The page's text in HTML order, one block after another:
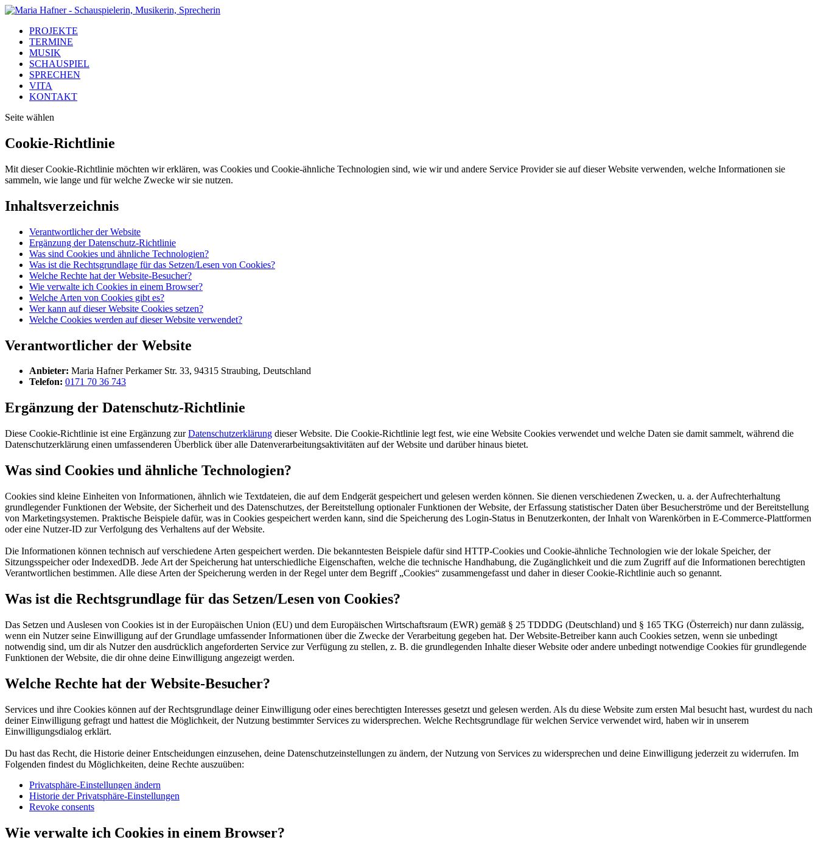
PROJEKTE
TERMINE
MUSIK
SCHAUSPIEL
SPRECHEN
VITA
KONTAKT
Seite wählen
Cookie-Richtlinie
Mit dieser Cookie-Richtlinie möchten wir erklären, was Cookies und Cookie-ähnliche Technologien sind, wie wir und andere Service Provider sie auf dieser Website verwenden, welche Informationen sie
sammeln, wie lange und für welche Zwecke wir sie nutzen.
Inhaltsverzeichnis
Verantwortlicher der Website
Ergänzung der Datenschutz-Richtlinie
Was sind Cookies und ähnliche Technologien?
Was ist die Rechtsgrundlage für das Setzen/Lesen von Cookies?
Welche Rechte hat der Website-Besucher?
Wie verwalte ich Cookies in einem Browser?
Welche Arten von Cookies gibt es?
Wer kann auf dieser Website Cookies setzen?
Welche Cookies werden auf dieser Website verwendet?
Verantwortlicher der Website
Anbieter: Maria Hafner Perkamer Str. 33, 94315 Straubing, Deutschland
Telefon: 0171 70 36 743
Ergänzung der Datenschutz-Richtlinie
Diese Cookie-Richtlinie ist eine Ergänzung zurDatenschutzerklärung dieser Website. Die Cookie-Richtlinie legt fest, wie eine Website Cookies verwendet und welche Daten sie damit sammelt, während die
Datenschutzerklärung einen umfassenderen Überblick über alle Datenverarbeitungsaktivitäten auf der Website und darüber hinaus bietet.
Was sind Cookies und ähnliche Technologien?
Cookies sind kleine Einheiten von Informationen, ähnlich wie Textdateien, die auf dem Endgerät gespeichert und gelesen werden können. Sie dienen verschiedenen Zwecken, u. a. der Aufrechterhaltung
grundlegender Funktionen der Website, der Sicherheit und des Datenschutzes, der Bereitstellung optionaler Funktionen der Website, der Erfassung statistischer Daten über Besucherströme und der Bereitstellung
von Marketingsystemen. Praktische Beispiele dafür, was in Cookies gespeichert werden kann, sind die Speicherung des Login-Status in Benutzerkonten, der Inhalt von Warenkörben in E-Commerce-Plattformen
oder eine Nutzer-ID zur Verfolgung des Verhaltens auf der Website.
Die Informationen können technisch auf verschiedene Arten gespeichert werden. Die bekanntesten Beispiele dafür sind HTTP-Cookies und Cookie-ähnliche Technologien wie der lokale Speicher, der
Sitzungsspeicher oder IndexedDB. Jede Art der Speicherung hat unterschiedliche Eigenschaften, welche die technische Handhabung, die Zugänglichkeit und die zum Zugriff auf die Informationen berechtigten
Verantwortlichen bestimmen. Alle diese Arten der Speicherung werden in der Regel unter dem Begriff „Cookies“ zusammengefasst und daher in dieser Cookie-Richtlinie auch so genannt.
Was ist die Rechtsgrundlage für das Setzen/Lesen von Cookies?
Das Setzen und Auslesen von Cookies ist in der Europäischen Union (EU) und dem Europäischen Wirtschaftsraum (EWR) gemäß § 25 TDDDG (Deutschland) und § 165 TKG (Österreich) nur dann zulässig,
wenn ein Nutzer seine Einwilligung auf der Grundlage umfassender Informationen über die Zwecke der Verarbeitung gegeben hat. Der Website-Betreiber kann auch Cookies setzen, wenn sie unbedingt
notwendig sind, um dir als Nutzer den ausdrücklich angeforderten Service zur Verfügung zu stellen, z. B. die grundlegenden Inhalte dieser Website oder andere unbedingt notwendige Cookies für grundlegende
Funktionen der Website, die dir ohne deine Einwilligung angezeigt werden.
Welche Rechte hat der Website-Besucher?
Services und ihre Cookies können auf der Rechtsgrundlage deiner Einwilligung oder eines berechtigten Interesses gesetzt und gelesen werden. Als du diese Website zum ersten Mal besucht hast, wurdest du nach
deiner Einwilligung gefragt und hattest die Möglichkeit, der Nutzung bestimmter Services zu widersprechen. Welche Rechtsgrundlage für welchen Service verwendet wird, haben wir in unserem
Einwilligungsdialog erklärt.
Du hast das Recht, die Historie deiner Entscheidungen einzusehen, deine Datenschutzeinstellungen zu ändern, der Nutzung von Services zu widersprechen und deine Einwilligung jederzeit zu widerrufen. Im
Folgenden findest du Möglichkeiten, deine Rechte auszuüben:
Privatsphäre-Einstellungen ändern
Historie der Privatsphäre-Einstellungen
Revoke consents
Wie verwalte ich Cookies in einem Browser?